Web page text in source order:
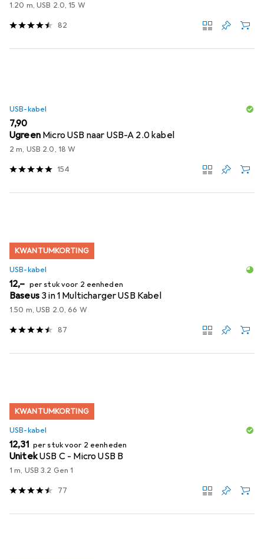
1.20 m, USB 2.0, 15 W
82
USB-kabel
EUR
7,90
Ugreen Micro USB naar USB-A 2.0 kabel
2 m, USB 2.0, 18 W
154
KWANTUMKORTING
USB-kabel
EUR
12,– per stuk voor 2 eenheden
Baseus 3 in 1 Multicharger USB Kabel
1.50 m, USB 2.0, 66 W
87
KWANTUMKORTING
USB-kabel
EUR
12,31 per stuk voor 2 eenheden
UnitekUSB C - Micro USB B
1 m, USB 3.2 Gen 1
77